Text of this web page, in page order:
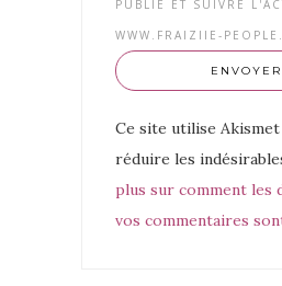
PUBLIÉ ET SUIVRE
WWW.FRAIZIIE-
Ce site utilise
réduire les
plus sur comment les
vos commentaires